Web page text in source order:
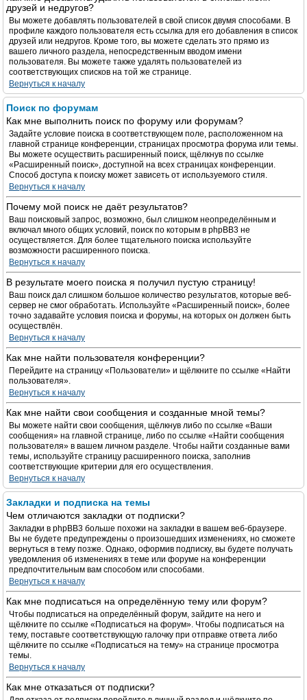
друзей и недругов?
Вы можете добавлять пользователей в свой список двумя способами. В
профиле каждого пользователя есть ссылка для его добавления в список
друзей или недругов. Кроме того, вы можете сделать это прямо из
вашего личного раздела, непосредственным вводом имени
пользователя. Вы можете также удалять пользователей из
соответствующих списков на той же странице.
Вернуться к началу
Поиск по форумам
Как мне выполнить поиск по форуму или форумам?
Задайте условие поиска в соответствующем поле, расположенном на
главной странице конференции, страницах просмотра форума или темы.
Вы можете осуществить расширенный поиск, щёлкнув по ссылке
«Расширенный поиск», доступной на всех страницах конференции.
Способ доступа к поиску может зависеть от используемого стиля.
Вернуться к началу
Почему мой поиск не даёт результатов?
Ваш поисковый запрос, возможно, был слишком неопределённым и
включал много общих условий, поиск по которым в phpBB3 не
осуществляется. Для более тщательного поиска используйте
возможности расширенного поиска.
Вернуться к началу
В результате моего поиска я получил пустую страницу!
Ваш поиск дал слишком большое количество результатов, которые веб-
сервер не смог обработать. Используйте «Расширенный поиск», более
точно задавайте условия поиска и форумы, на которых он должен быть
осуществлён.
Вернуться к началу
Как мне найти пользователя конференции?
Перейдите на страницу «Пользователи» и щёлкните по ссылке «Найти
пользователя».
Вернуться к началу
Как мне найти свои сообщения и созданные мной темы?
Вы можете найти свои сообщения, щёлкнув либо по ссылке «Ваши
сообщения» на главной странице, либо по ссылке «Найти сообщения
пользователя» в вашем личном разделе. Чтобы найти созданные вами
темы, используйте страницу расширенного поиска, заполнив
соответствующие критерии для его осуществления.
Вернуться к началу
Закладки и подписка на темы
Чем отличаются закладки от подписки?
Закладки в phpBB3 больше похожи на закладки в вашем веб-браузере.
Вы не будете предупреждены о произошедших изменениях, но сможете
вернуться в тему позже. Однако, оформив подписку, вы будете получать
уведомления об изменениях в теме или форуме на конференции
предпочтительным вам способом или способами.
Вернуться к началу
Как мне подписаться на определённую тему или форум?
Чтобы подписаться на определённый форум, зайдите на него и
щёлкните по ссылке «Подписаться на форум». Чтобы подписаться на
тему, поставьте соответствующую галочку при отправке ответа либо
щёлкните по ссылке «Подписаться на тему» на странице просмотра
темы.
Вернуться к началу
Как мне отказаться от подписки?